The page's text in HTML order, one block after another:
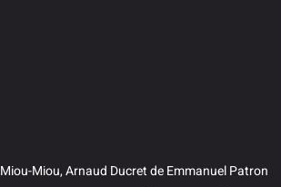
Miou-Miou,Arnaud DucretdeEmmanuel Patron